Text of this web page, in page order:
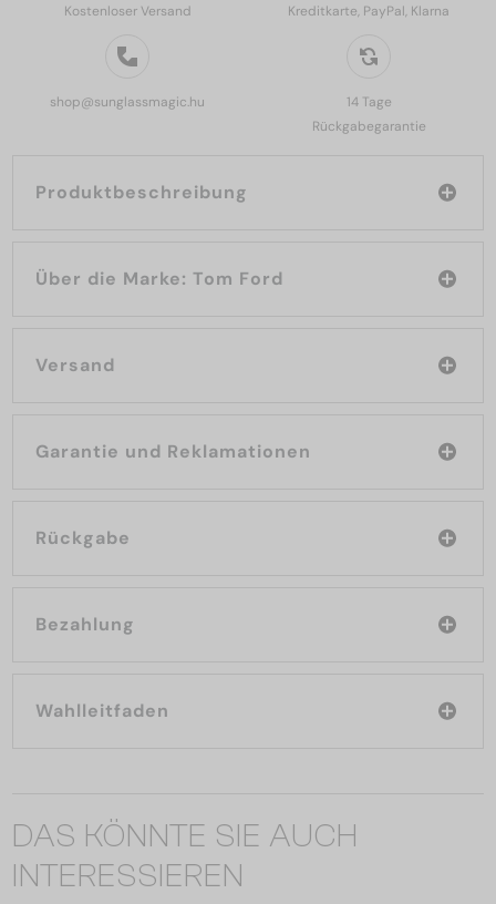
Kostenloser Versand Kreditkarte, PayPal, Klarna
shop@sunglassmagic.hu
14 Tage
Rückgabegarantie
Produktbeschreibung
Über die Marke: Tom Ford
Versand
Garantie und Reklamationen
Rückgabe
Bezahlung
Wahlleitfaden
DAS KÖNNTE SIE AUCH
INTERESSIEREN